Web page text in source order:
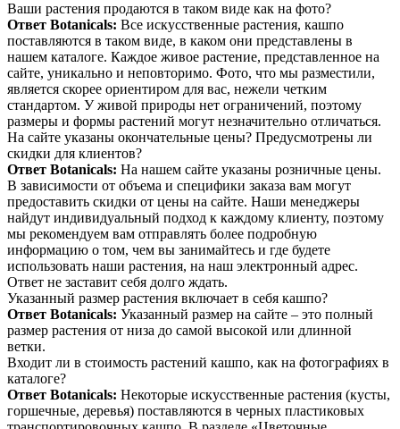
Ваши растения продаются в таком виде как на фото?
Ответ Botanicals: Все искусственные растения, кашпо
поставляются в таком виде, в каком они представлены в
нашем каталоге. Каждое живое растение, представленное на
сайте, уникально и неповторимо. Фото, что мы разместили,
является скорее ориентиром для вас, нежели четким
стандартом. У живой природы нет ограничений, поэтому
размеры и формы растений могут незначительно отличаться.
На сайте указаны окончательные цены? Предусмотрены ли
скидки для клиентов?
Ответ Botanicals: На нашем сайте указаны розничные цены.
В зависимости от объема и специфики заказа вам могут
предоставить скидки от цены на сайте. Наши менеджеры
найдут индивидуальный подход к каждому клиенту, поэтому
мы рекомендуем вам отправлять более подробную
информацию о том, чем вы занимайтесь и где будете
использовать наши растения, на наш электронный адрес.
Ответ не заставит себя долго ждать.
Указанный размер растения включает в себя кашпо?
Ответ Botanicals: Указанный размер на сайте – это полный
размер растения от низа до самой высокой или длинной
ветки.
Входит ли в стоимость растений кашпо, как на фотографиях в
каталоге?
Ответ Botanicals: Некоторые искусственные растения (кусты,
горшечные, деревья) поставляются в черных пластиковых